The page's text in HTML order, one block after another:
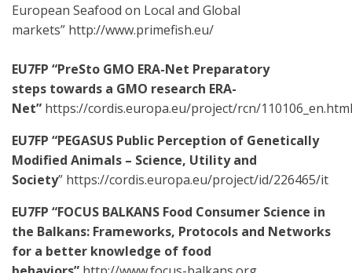
European Seafood on Local and Global
markets” http://www.primefish.eu/
EU7FP “PreSto GMO ERA-Net Preparatory
steps towards a GMO research ERA-
Net” https://cordis.europa.eu/project/rcn/
EU7FP “PEGASUS Public Perception of Genetically
Modified Animals – Science, Utility and
Society” https://cordis.europa.eu/project/id/226465/it
EU7FP “FOCUS BALKANS Food Consumer Science in
the Balkans: Frameworks, Protocols and Networks
for a better knowledge of food